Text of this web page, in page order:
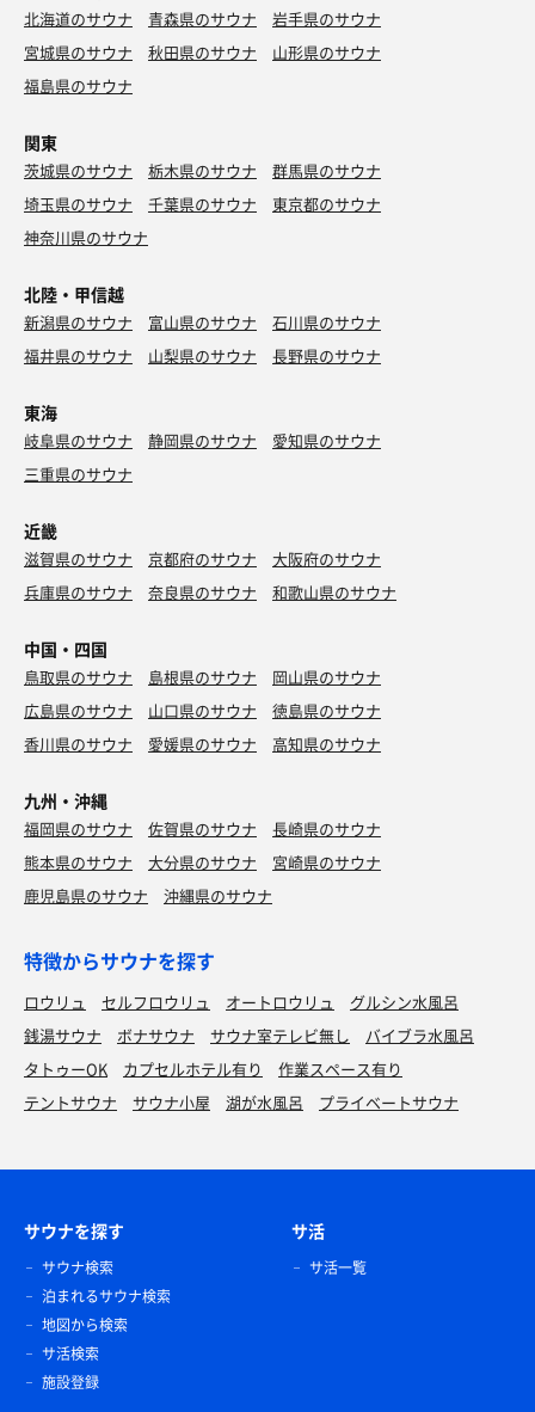
北海道のサウナ 青森県のサウナ
岩手県のサウナ
宮城県のサウナ
秋田県のサウナ
山形県のサウナ
福島県のサウナ
関東
茨城県のサウナ 栃木県のサウナ
群馬県のサウナ
埼玉県のサウナ
千葉県のサウナ
東京都のサウナ
神奈川県のサウナ
北陸・甲信越
新潟県のサウナ 富山県のサウナ
石川県のサウナ
福井県のサウナ
山梨県のサウナ 長野県のサウナ
東海
岐阜県のサウナ 静岡県のサウナ
愛知県のサウナ
三重県のサウナ
近畿
滋賀県のサウナ 京都府のサウナ
大阪府のサウナ
兵庫県のサウナ
奈良県のサウナ 和歌山県のサウナ
中国・四国
鳥取県のサウナ 島根県のサウナ
岡山県のサウナ
広島県のサウナ
山口県のサウナ
徳島県のサウナ
香川県のサウナ
愛媛県のサウナ 高知県のサウナ
九州・沖縄
福岡県のサウナ 佐賀県のサウナ
長崎県のサウナ
熊本県のサウナ
大分県のサウナ
宮崎県のサウナ
鹿児島県のサウナ
沖縄県のサウナ
特徴からサウナを探す
ロウリュ セルフロウリュ オートロウリュ
グルシン水風呂
銭湯サウナ
ボナサウナ サウナ室テレビ無し
バイブラ水風呂
タトゥーOK
カプセルホテル有り
作業スペース有り
テントサウナ
サウナ小屋 湖が水風呂 プライベートサウナ
サウナを探す
サウナ検索
泊まれるサウナ検索
地図から検索
サ活検索
施設登録
サ活
サ活一覧